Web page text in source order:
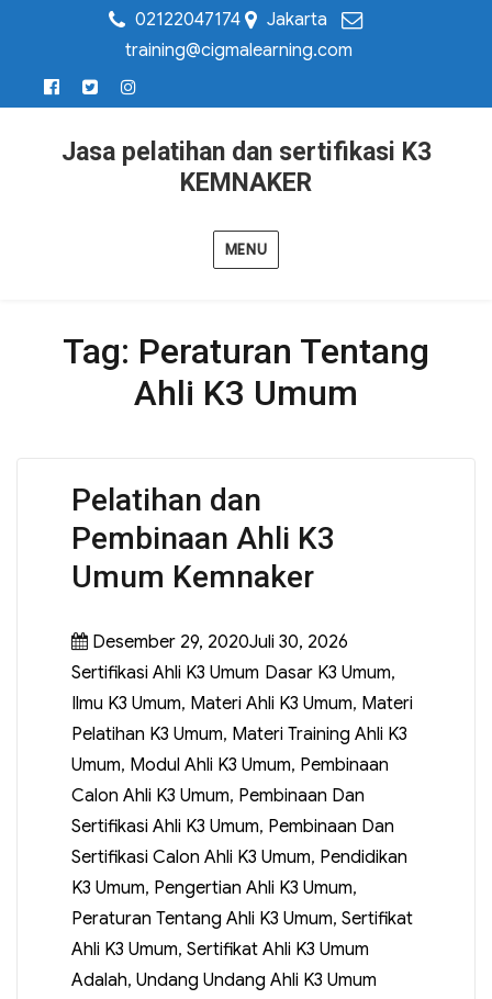
02122047174
Jakarta
training@cigmalearning.com
Jasa pelatihan dan sertifikasi K3
KEMNAKER
MENU
Tag: Peraturan Tentang
Ahli K3 Umum
Pelatihan dan
Pembinaan Ahli K3
Umum Kemnaker
Desember 29, 2020Juli 30, 2026
Sertifikasi Ahli K3 Umum Dasar K3 Umum,
Ilmu K3 Umum, Materi Ahli K3 Umum, Materi
Pelatihan K3 Umum, Materi Training Ahli K3
Umum, Modul Ahli K3 Umum, Pembinaan
Calon Ahli K3 Umum, Pembinaan Dan
Sertifikasi Ahli K3 Umum, Pembinaan Dan
Sertifikasi Calon Ahli K3 Umum, Pendidikan
K3 Umum, Pengertian Ahli K3 Umum,
Peraturan Tentang Ahli K3 Umum, Sertifikat
Ahli K3 Umum, Sertifikat Ahli K3 Umum
Adalah, Undang Undang Ahli K3 Umum